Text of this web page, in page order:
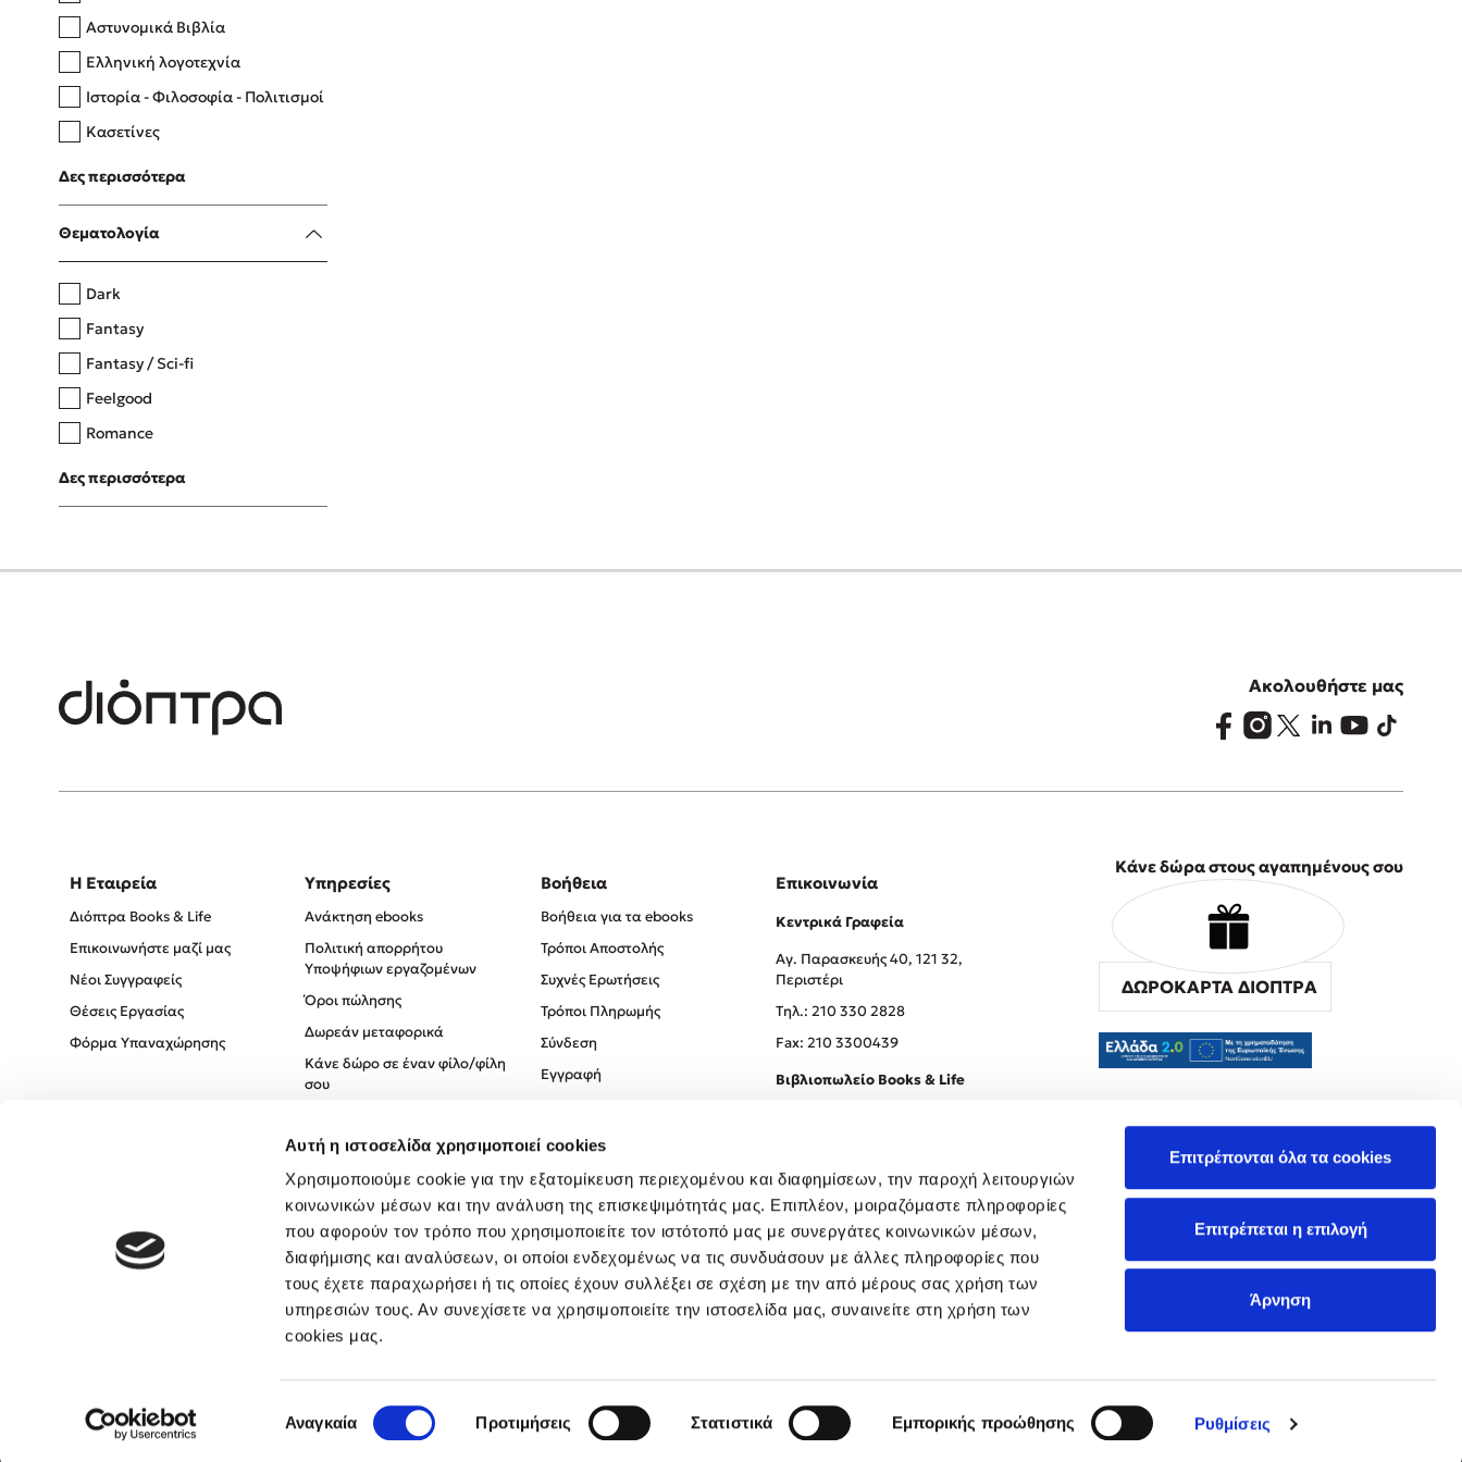
Αυτή η ιστοσελίδα χρησιμοποιεί cookies
Χρησιμοποιούμε cookie για την εξατομίκευση περιεχομένου και διαφημίσεων, την παροχή λειτουργιών
κοινωνικών μέσων και την ανάλυση της επισκεψιμότητάς μας. Επιπλέον, μοιραζόμαστε πληροφορίες
που αφορούν τον τρόπο που χρησιμοποιείτε τον ιστότοπό μας με συνεργάτες κοινωνικών μέσων,
διαφήμισης και αναλύσεων, οι οποίοι ενδεχομένως να τις συνδυάσουν με άλλες πληροφορίες που
τους έχετε παραχωρήσει ή τις οποίες έχουν συλλέξει σε σχέση με την από μέρους σας χρήση των
υπηρεσιών τους. Αν συνεχίσετε να χρησιμοποιείτε την ιστοσελίδα μας, συναινείτε στη χρήση των
cookies μας.
συγκατάθεσης
Αναγκαία Προτιμήσεις Στατιστικά Εμπορικής προώθησης Ρυθμίσεις
Επιτρέπονται όλα τα cookies
Επιτρέπεται η επιλογή
Άρνηση
Δανάη Δεληγεώργη
Πάνω, κάτω, μπροστά, πίσω
Η μέθοδος Αφήστε τους
Αστυνομικά Βιβλία
Ελληνική λογοτεχνία
Ιστορία - Φιλοσοφία - Πολιτισμοί
Κασετίνες
Λευκώματα - Έγχρωμοι οδηγοί
Μαγειρική
Δες περισσότερα
Θεματολογία
Dark
Fantasy
Fantasy / Sci-fi
Feelgood
Romance
Upmarket
Young Adult
Δες περισσότερα
Ακολουθήστε μας
Η Εταιρεία
Διόπτρα Books & Life
Επικοινωνήστε μαζί μας
Νέοι Συγγραφείς
Θέσεις Εργασίας
Φόρμα Υπαναχώρησης
Υπηρεσίες
Ανάκτηση ebooks
Πολιτική απορρήτου
Υποψήφιων εργαζομένων
Όροι πώλησης
Δωρεάν μεταφορικά
Κάνε δώρο σε έναν φίλο/φίλη
σου
Πολιτική Απορρήτου
Όροι χρήσης
Βοήθεια
Βοήθεια για τα ebooks
Τρόποι Αποστολής
Συχνές Ερωτήσεις
Τρόποι Πληρωμής
Σύνδεση
Εγγραφή
Επικοινωνία
Κεντρικά Γραφεία
Αγ. Παρασκευής 40, 121 32,
Περιστέρι
Tηλ.: 210 330 2828
Fax: 210 3300439
Βιβλιοπωλείο Books & Life
Κάνε δώρα στους αγαπημένους σου
ΔΩΡΟΚΑΡΤΑ ΔΙΟΠΤΡΑ
Created by Powered by